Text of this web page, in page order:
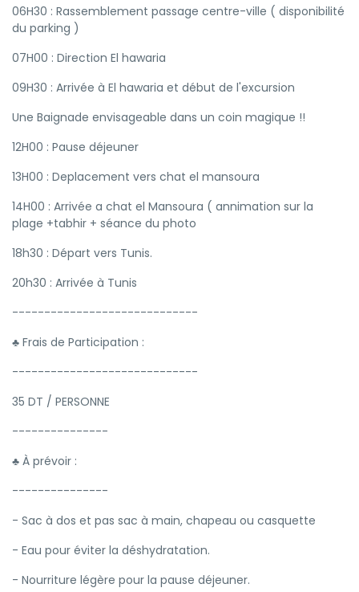
06H30 : Rassemblement passage centre-ville ( disponibilité
du parking )
07H00 : Direction El hawaria
09H30 : Arrivée à El hawaria et début de l'excursion
Une Baignade envisageable dans un coin magique !!
12H00 : Pause déjeuner
13H00 : Deplacement vers chat el mansoura
14H00 : Arrivée a chat el Mansoura ( annimation sur la
plage +tabhir + séance du photo
18h30 : Départ vers Tunis.
20h30 : Arrivée à Tunis
-----------------------------
♣ Frais de Participation :
-----------------------------
35 DT / PERSONNE
---------------
♣ À prévoir :
---------------
- Sac à dos et pas sac à main, chapeau ou casquette
- Eau pour éviter la déshydratation.
- Nourriture légère pour la pause déjeuner.